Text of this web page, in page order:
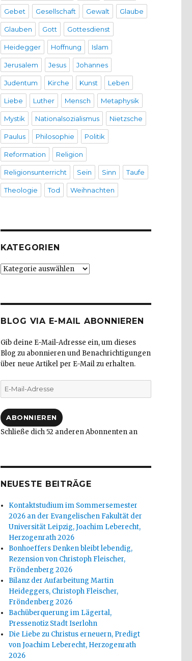
Gebet Gesellschaft Gewalt Glaube
Glauben Gott Gottesdienst
Heidegger Hoffnung Islam
Jerusalem Jesus Johannes
Judentum Kirche Kunst Leben
Liebe Luther Mensch Metaphysik
Mystik Nationalsozialismus Nietzsche
Paulus Philosophie Politik
Reformation Religion
Religionsunterricht Sein Sinn Taufe
Theologie Tod Weihnachten
KATEGORIEN
Kategorien
BLOG VIA E-MAIL ABONNIEREN
Gib deine E-Mail-Adresse ein, um dieses
Blog zu abonnieren und Benachrichtigungen
über neue Artikel per E-Mail zu erhalten.
E-
Mail-
ABONNIEREN
Schließe dich 52 anderen Abonnenten an
NEUESTE BEITRÄGE
Kontaktstudium im Sommersemester
2026 an der Evangelischen Fakultät der
Universität Leipzig, Joachim Leberecht,
Herzogenrath 2026
Bonhoeffers Denken bleibt lebendig,
Rezension von Christoph Fleischer,
Fröndenberg 2026
Bilanz der Aufarbeitung Martin
Heideggers, Christoph Fleischer,
Fröndenberg 2026
Bachüberquerung im Lägertal,
Pressenotiz Stadt Iserlohn
Die Liebe zu Christus erneuern, Predigt
von Joachim Leberecht, Herzogenrath
2026